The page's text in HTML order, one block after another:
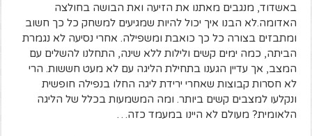
באשדוד, מנגבים מאתנו את הזיעה ואת הבושה בחולצה
האדומה.לא הבנו איך יכול להיות שמגיעים למשחק כל כך חשוב
ומתבזים בצורה כל כך כואבת ומשפילה. אחרי נסיעה לא נגמרת
הביתה, כמה ימים קשים ולילות ללא שינה, התחלנו להשלים עם
המצב, אך עדיין הגענו בתחילת הליגה עם לא מעט חששות. הרי
לא חסרות קבוצות שאחרי ירידת ליגה החלו בנפילה חופשית
ונקלעו למצבים קשים ביותר. ומה המשמעות בכלל של הליגה
הלאומית? מעולם לא היינו במעמד כזה…